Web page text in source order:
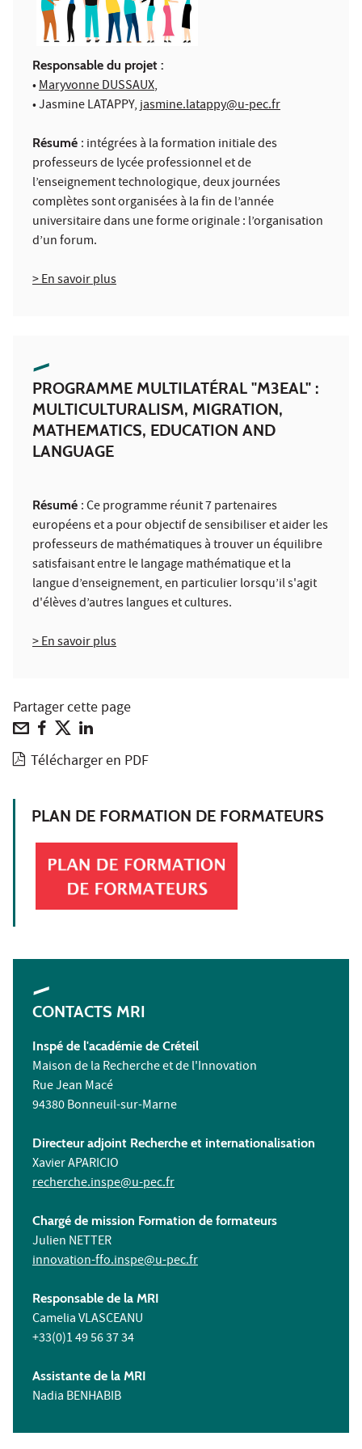
Responsable du projet :
•Maryvonne DUSSAUX,
• Jasmine LATAPPY,jasmine.latappy@u-pec.fr
Résumé : intégrées à la formation initiale des
professeurs de lycée professionnel et de
l’enseignement technologique, deux journées
complètes sont organisées à la fin de l’année
universitaire dans une forme originale : l’organisation
d’un forum.
> En savoir plus
PROGRAMME MULTILATÉRAL "M3EAL" :
MULTICULTURALISM, MIGRATION,
MATHEMATICS, EDUCATION AND
LANGUAGE
Résumé : Ce programme réunit 7 partenaires
européens et a pour objectif de sensibiliser et aider les
professeurs de mathématiques à trouver un équilibre
satisfaisant entre le langage mathématique et la
langue d’enseignement, en particulier lorsqu’il s'agit
d'élèves d’autres langues et cultures.
> En savoir plus
Partager cette page
Télécharger en PDF
PLAN DE FORMATION DE FORMATEURS
CONTACTS MRI
Inspé de l'académie de Créteil
Maison de la Recherche et de l'Innovation
Rue Jean Macé
94380 Bonneuil-sur-Marne
Directeur adjoint Recherche et internationalisation
Xavier APARICIO
recherche.inspe@u-pec.fr
Chargé de mission Formation de formateurs
Julien NETTER
innovation-ffo.inspe@u-pec.fr
Responsable de la MRI
Camelia VLASCEANU
+33(0)1 49 56 37 34
Assistante de la MRI
Nadia BENHABIB